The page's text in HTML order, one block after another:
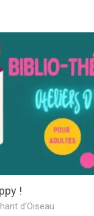
!
d’Oiseau